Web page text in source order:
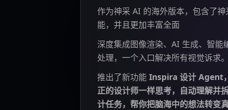
作为神采 AI 的海外版本，包含了神
能，并且更加丰富全面
深度集成图像渲染、AI 生成、智能
处理，一个入口解决所有视觉诉求。
推出了新功能 Inspira 设计 Agent
正的设计师一样思考，自动理解并
计任务，帮你把脑海中的想法转变